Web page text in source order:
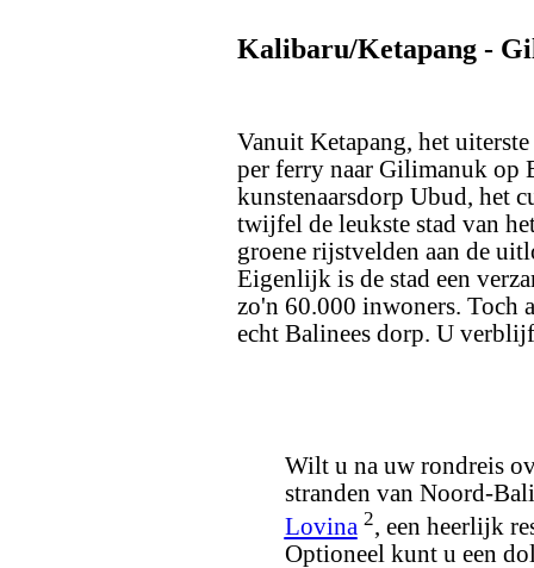
Kalibaru/Ketapang -
Vanuit Ketapang, het
per ferry naar Gilimanuk op
kunstenaarsdorp Ubud, het
twijfel de leukste stad van
groene rijstvelden aan de
Eigenlijk is de stad een
zo'n 60.000 inwoners. Toch
echt Balinees dorp. U
Wilt u na uw rondreis
stranden van Noord-
Lovina 2, een heerlijk
Optioneel kunt u een